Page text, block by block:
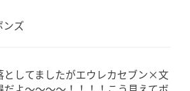
ンズ
としてましたがエウレカセブン×文